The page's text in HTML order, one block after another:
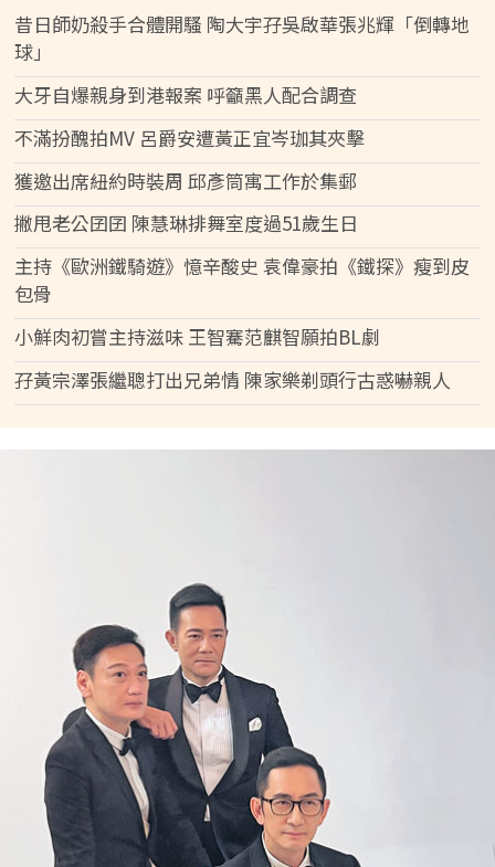
昔日師奶殺手合體開騷 陶大宇孖吳啟華張兆輝「倒轉地
球」
大牙自爆親身到港報案 呼籲黑人配合調查
不滿扮醜拍MV 呂爵安遭黃正宜岑珈其夾擊
獲邀出席紐約時裝周 邱彥筒寓工作於集郵
撇甩老公囝囝 陳慧琳排舞室度過51歲生日
主持《歐洲鐵騎遊》憶辛酸史 袁偉豪拍《鐵探》瘦到皮
包骨
小鮮肉初嘗主持滋味 王智騫范麒智願拍BL劇
孖黃宗澤張繼聰打出兄弟情 陳家樂剃頭行古惑嚇親人